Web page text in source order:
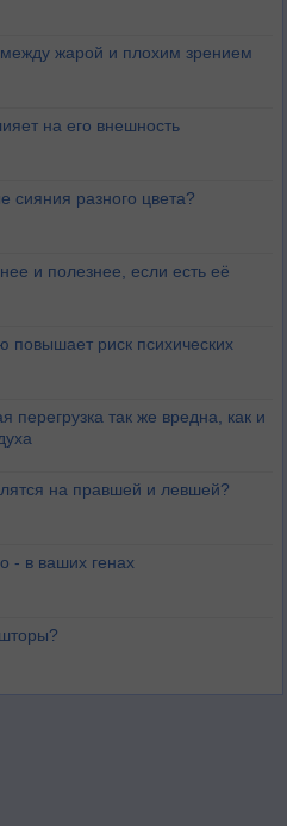
жарой и плохим зрением
на его внешность
сияния разного цвета?
и полезнее, если есть её
повышает риск психических
так же вредна, как и
на правшей и левшей?
- в ваших генах